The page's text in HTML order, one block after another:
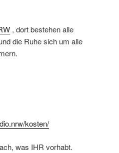
, dort bestehen alle
die Ruhe sich um alle
kosten/
was IHR vorhabt.